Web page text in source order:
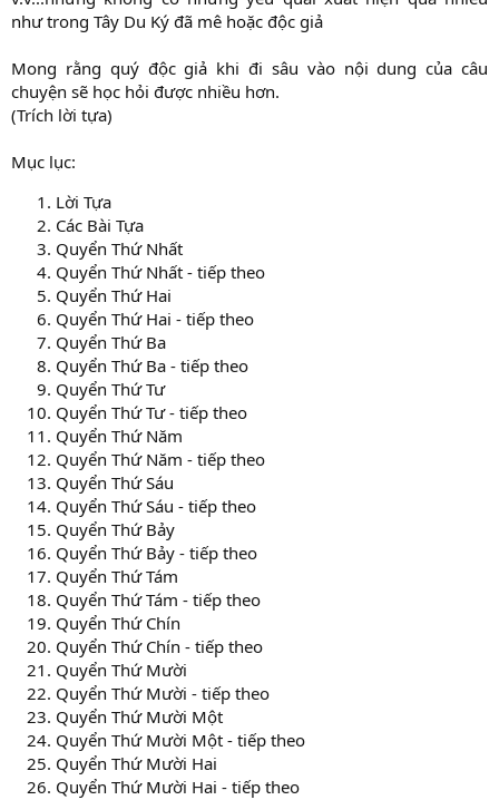
như trong Tây Du Ký đã mê hoặc độc giả
Mong rằng quý độc giả khi đi sâu vào nội dung của câu
chuyện sẽ học hỏi được nhiều hơn.
(Trích lời tựa)
Mục lục:
Lời Tựa
Các Bài Tựa
Quyển Thứ Nhất
Quyển Thứ Nhất - tiếp theo
Quyển Thứ Hai
Quyển Thứ Hai - tiếp theo
Quyển Thứ Ba
Quyển Thứ Ba - tiếp theo
Quyển Thứ Tư
Quyển Thứ Tư - tiếp theo
Quyển Thứ Năm
Quyển Thứ Năm - tiếp theo
Quyển Thứ Sáu
Quyển Thứ Sáu - tiếp theo
Quyển Thứ Bảy
Quyển Thứ Bảy - tiếp theo
Quyển Thứ Tám
Quyển Thứ Tám - tiếp theo
Quyển Thứ Chín
Quyển Thứ Chín - tiếp theo
Quyển Thứ Mười
Quyển Thứ Mười - tiếp theo
Quyển Thứ Mười Một
Quyển Thứ Mười Một - tiếp theo
Quyển Thứ Mười Hai
Quyển Thứ Mười Hai - tiếp theo